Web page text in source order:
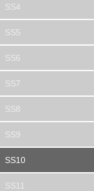
SS4
SS5
SS6
SS7
SS8
SS9
SS10
SS11